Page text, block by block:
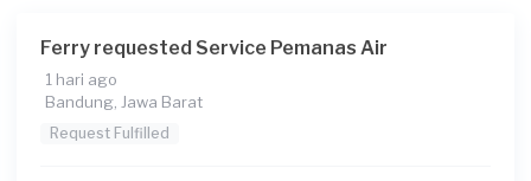
Asan requested Service Pemanas Air
Depok, Jawa Barat
Ferry requested Service Pemanas Air
1 hari ago
Bandung, Jawa Barat
Request Fulfilled